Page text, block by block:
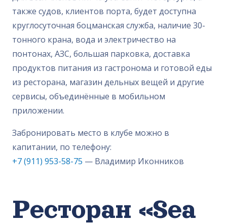
также судов, клиентов порта, будет доступна
круглосуточная боцманская служба, наличие 30-
тонного крана, вода и электричество на
понтонах, АЗС, большая парковка, доставка
продуктов питания из гастронома и готовой еды
из ресторана, магазин дельных вещей и другие
сервисы, объединённые в мобильном
приложении.
Забронировать место в клубе можно в
капитании, по телефону:
+7 (911) 953-58-75 — Владимир Иконников
Ресторан «Sea